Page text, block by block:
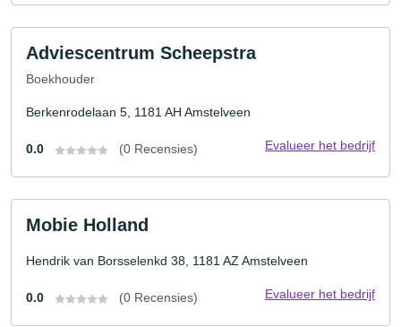
Adviescentrum Scheepstra
Boekhouder
Berkenrodelaan 5, 1181 AH Amstelveen
0.0 (0 Recensies) Evalueer het bedrijf
Mobie Holland
Hendrik van Borsselenkd 38, 1181 AZ Amstelveen
0.0 (0 Recensies) Evalueer het bedrijf